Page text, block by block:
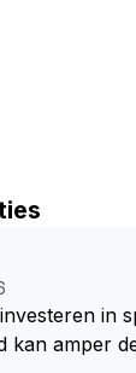
in
kan amper